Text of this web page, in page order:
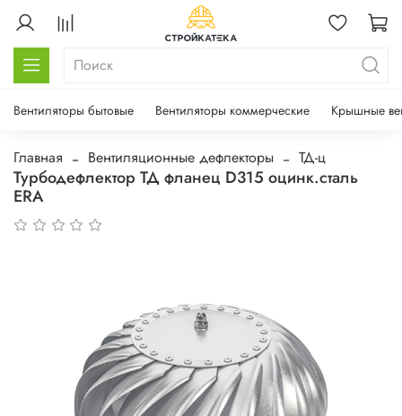
Вентиляторы бытовые Вентиляторы коммерческие Крышные
Главная Вентиляционные дефлекторы ТД-ц
Турбодефлектор ТД фланец D315 оцинк.сталь
ERA